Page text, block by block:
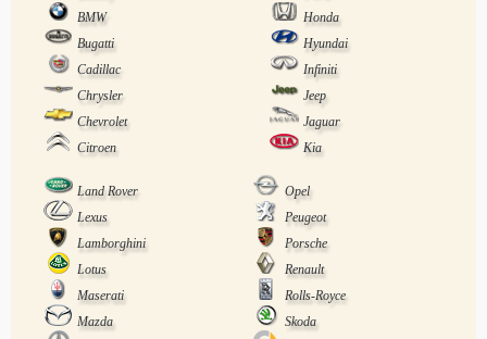
BMW
Honda
Bugatti
Hyundai
Cadillac
Infiniti
Chrysler
Jeep
Chevrolet
Jaguar
Citroen
Kia
Land Rover
Opel
Lexus
Peugeot
Lamborghini
Porsche
Lotus
Renault
Maserati
Rolls-Royce
Mazda
Skoda